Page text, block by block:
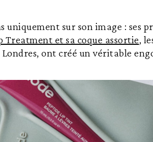
uniquement sur son image : ses
Treatment et sa coque assortie,
ont créé un véritable